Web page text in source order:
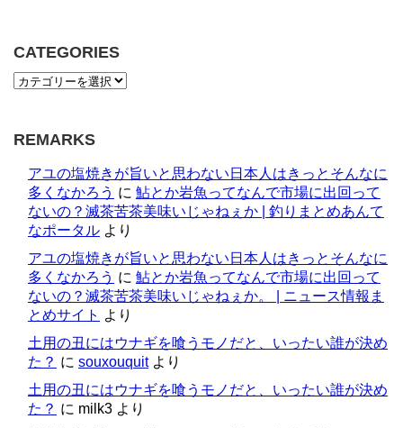
CATEGORIES
REMARKS
アユの塩焼きが旨いと思わない日本人はきっとそんなに
多くなかろう に 鮎とか岩魚ってなんで市場に出回って
ないの？滅茶苦茶美味いじゃねぇか | 釣りまとめあんて
なポータル より
アユの塩焼きが旨いと思わない日本人はきっとそんなに
多くなかろう に 鮎とか岩魚ってなんで市場に出回って
ないの？滅茶苦茶美味いじゃねぇか。 | ニュース情報ま
とめサイト より
土用の丑にはウナギを喰うモノだと、いったい誰が決め
た？ に souxouquitより
土用の丑にはウナギを喰うモノだと、いったい誰が決め
た？ に milk3 より